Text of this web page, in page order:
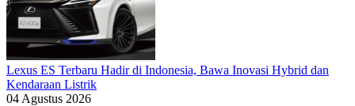
Lexus ES Terbaru Hadir di Indonesia, Bawa Inovasi Hybrid dan
Kendaraan Listrik
04 Agustus 2026